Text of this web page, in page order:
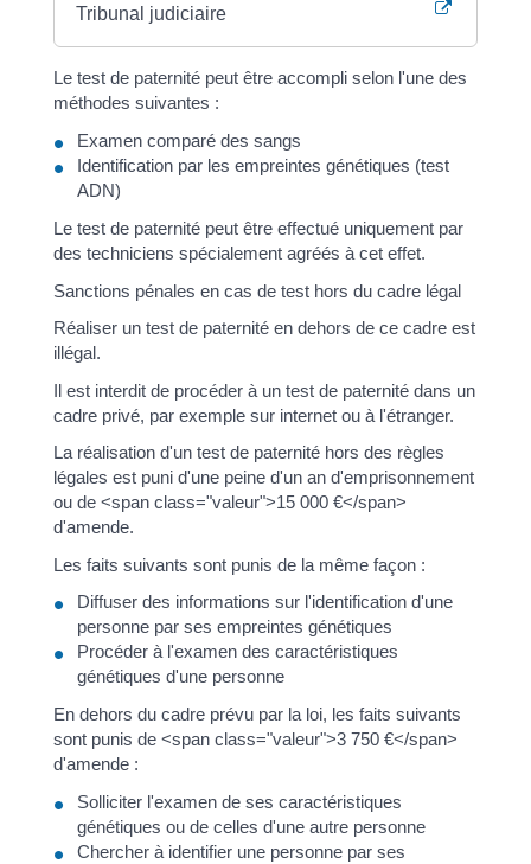
Tribunal judiciaire
Le test de paternité peut être accompli selon l'une des
méthodes suivantes :
Examen comparé des sangs
Identification par les empreintes génétiques (test
ADN)
Le test de paternité peut être effectué uniquement par
des techniciens spécialement agréés à cet effet.
Sanctions pénales en cas de test hors du cadre légal
Réaliser un test de paternité en dehors de ce cadre est
illégal.
Il est interdit de procéder à un test de paternité dans un
cadre privé, par exemple sur internet ou à l'étranger.
La réalisation d'un test de paternité hors des règles
légales est puni d'une peine d'un an d'emprisonnement
ou de <span class="valeur">15 000 €</span>
d'amende.
Les faits suivants sont punis de la même façon :
Diffuser des informations sur l'identification d'une
personne par ses empreintes génétiques
Procéder à l'examen des caractéristiques
génétiques d'une personne
En dehors du cadre prévu par la loi, les faits suivants
sont punis de <span class="valeur">3 750 €</span>
d'amende :
Solliciter l'examen de ses caractéristiques
génétiques ou de celles d'une autre personne
Chercher à identifier une personne par ses